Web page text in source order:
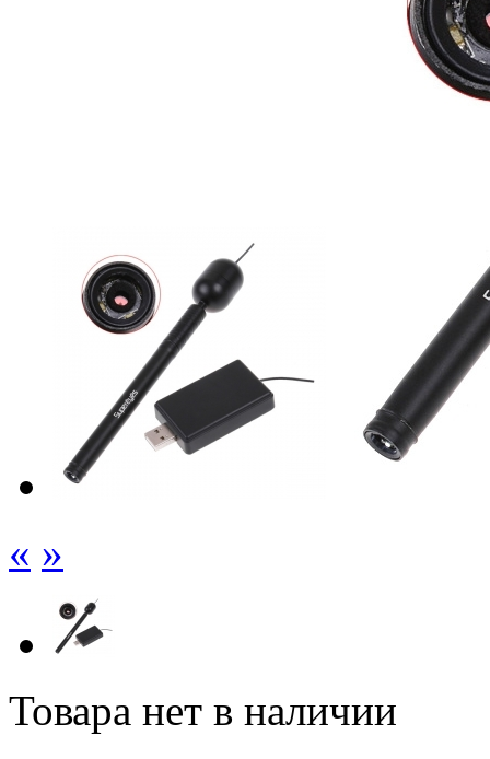
« »
Товара нет в наличии